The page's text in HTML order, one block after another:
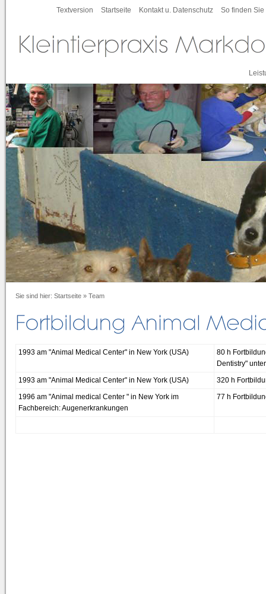
Textversion Startseite Kontakt u. Datenschutz So finden Sie
Sie sind hier: Startseite » Team
1993 am "Animal Medical Center" in New York (USA)
80 h
Dentistry"
1993 am "Animal Medical Center" in New York (USA)
320 h
1996 am "Animal medical Center " in New York im
Fachbereich: Augenerkrankungen
77 h